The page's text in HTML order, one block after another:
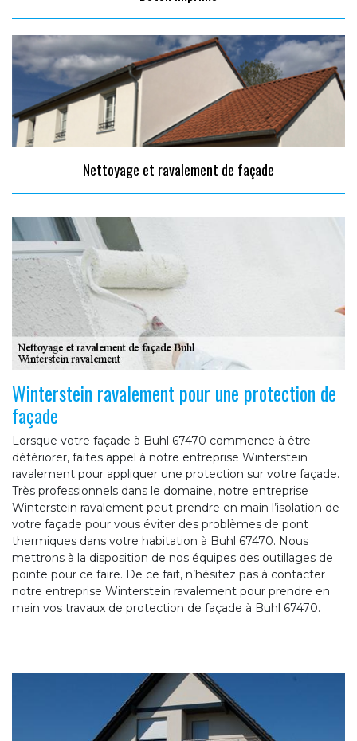
Nettoyage et ravalement de façade
Winterstein ravalement pour une protection de
façade
Lorsque votre façade à Buhl 67470 commence à être
détériorer, faites appel à notre entreprise Winterstein
ravalement pour appliquer une protection sur votre façade.
Très professionnels dans le domaine, notre entreprise
Winterstein ravalement peut prendre en main l’isolation de
votre façade pour vous éviter des problèmes de pont
thermiques dans votre habitation à Buhl 67470. Nous
mettrons à la disposition de nos équipes des outillages de
pointe pour ce faire. De ce fait, n’hésitez pas à contacter
notre entreprise Winterstein ravalement pour prendre en
main vos travaux de protection de façade à Buhl 67470.